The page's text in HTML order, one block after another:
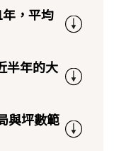
，平均
半年的大
與坪數範